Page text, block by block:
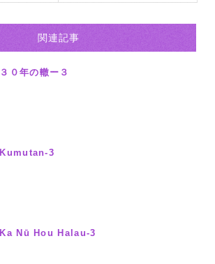
関連記事
３０年の轍ー３
Kumutan-3
Ka Nū Hou Halau-3